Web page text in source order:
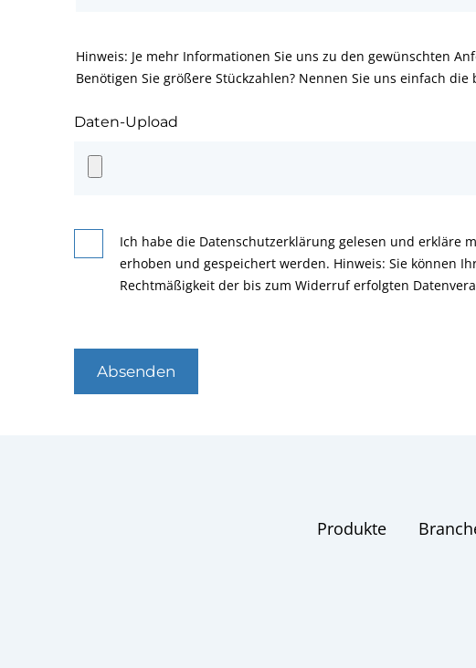
Hinweis: Je mehr Informationen Sie uns zu den gewünschten
Benötigen Sie größere Stückzahlen? Nennen Sie uns einfach
Daten-Upload
Ich habe die Datenschutzerklärung gelesen und erkläre
erhoben und gespeichert werden. Hinweis: Sie können
Rechtmäßigkeit der bis zum Widerruf erfolgten
Absenden
Produkte